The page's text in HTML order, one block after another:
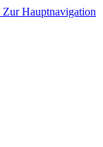
Zur Hauptnavigation